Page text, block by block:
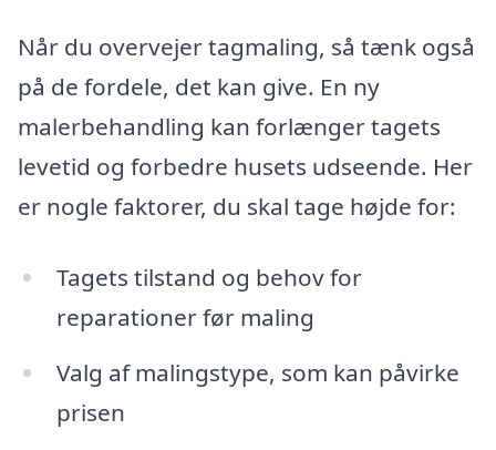
Når du overvejer tagmaling, så tænk også
på de fordele, det kan give. En ny
malerbehandling kan forlænger tagets
levetid og forbedre husets udseende. Her
er nogle faktorer, du skal tage højde for:
Tagets tilstand og behov for
reparationer før maling
Valg af malingstype, som kan påvirke
prisen